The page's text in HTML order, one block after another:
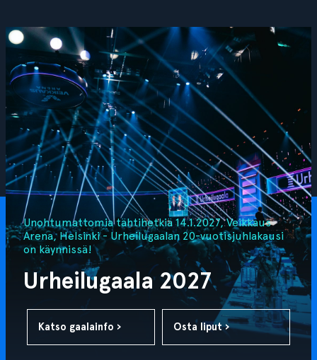
Unohtumattomia tähtihetkiä 14.1.2027, Veikkaus
Arena, Helsinki - Urheilugaalan 20-vuotisjuhlakausi
on käynnissä!
Urheilugaala 2027
Katso gaalainfo › Osta liput ›